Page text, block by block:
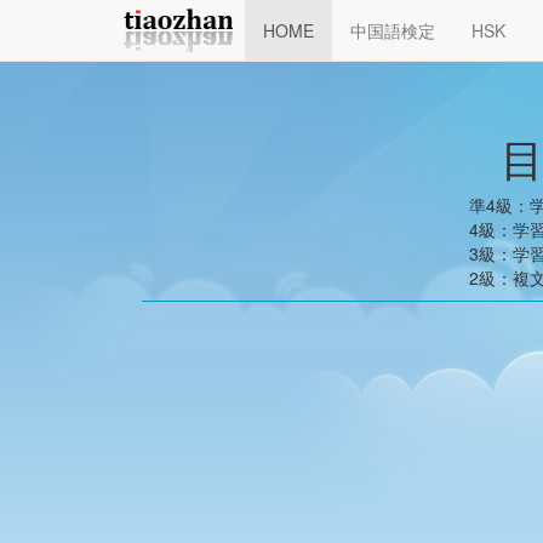
HOME 中国語検定 HSK
準4級：
4級：学
3級：学
2級：複